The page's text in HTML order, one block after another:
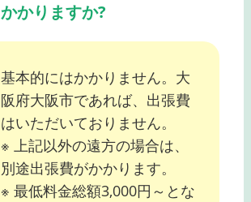
かかりますか?
基本的にはかかりません。大
阪府大阪市であれば、出張費
はいただいておりません。
※ 上記以外の遠方の場合は、
別途出張費がかかります。
※ 最低料金総額3,000円～とな